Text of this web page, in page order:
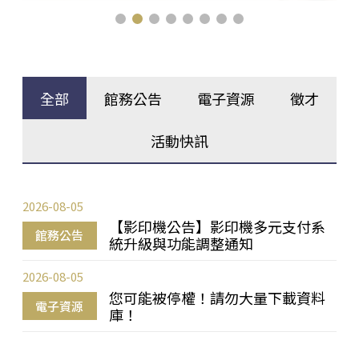
全部 館務公告 電子資源 徵才
活動快訊
館務公告
【影印機公告】影印機多元支付系
統升級與功能調整通知
2026-08-05
電子資源
您可能被停權！請勿大量下載資料
庫！
2026-08-05